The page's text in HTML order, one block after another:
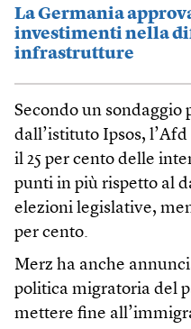
La Germania
investimenti nella
infrastrutture
Secondo un sondaggio
dall’istituto Ipsos,
il 25 per cento delle
punti in più rispetto al
elezioni legislative,
per cento.
Merz ha anche
politica migratoria del
mettere fine